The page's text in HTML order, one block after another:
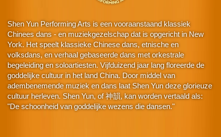
Shen Yun Performing Arts is een vooraanstaand klassiek
Chinees dans - en muziekgezelschap dat is opgericht in New
York. Het speelt klassieke Chinese dans, etnische en
volksdans, en verhaal gebaseerde dans met orkestrale
begeleiding en soloartiesten. Vijfduizend jaar lang floreerde de
goddelijke cultuur in het land China. Door middel van
adembenemende muziek en dans laat Shen Yun deze glorieuze
cultuur herleven. Shen Yun, of 神韻, kan worden vertaald als:
"De schoonheid van goddelijke wezens die dansen."